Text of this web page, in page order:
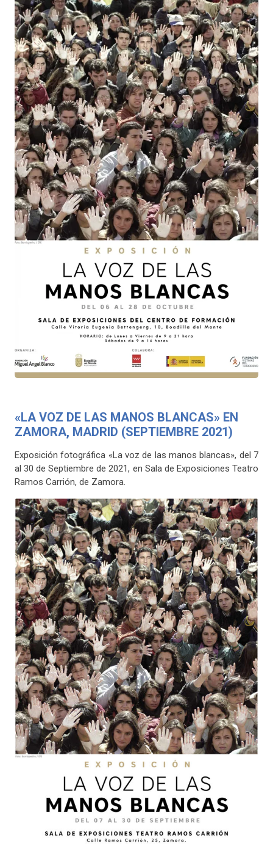
«LA VOZ DE LAS MANOS BLANCAS» EN
ZAMORA, MADRID (SEPTIEMBRE 2021)
Exposición fotográfica «La voz de las manos blancas», del 7
al 30 de Septiembre de 2021, en Sala de Exposiciones Teatro
Ramos Carrión, de Zamora.